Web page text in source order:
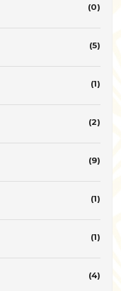
(0)
(5)
(1)
(2)
(9)
(1)
(1)
(4)